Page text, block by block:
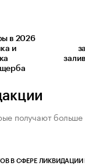
в 2026
и
получают
В СФЕРЕ ЛИКВИДАЦИИ